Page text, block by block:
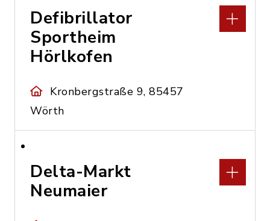
Defibrillator
Sportheim
Hörlkofen
Kronbergstraße 9, 85457
Wörth
Delta-Markt
Neumaier